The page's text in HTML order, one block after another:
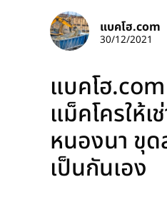
แบคโฮ.com
30/12/2021
แบคโฮ
แม็คโครให้
หนองนา ขุ
เป็นกันเอง